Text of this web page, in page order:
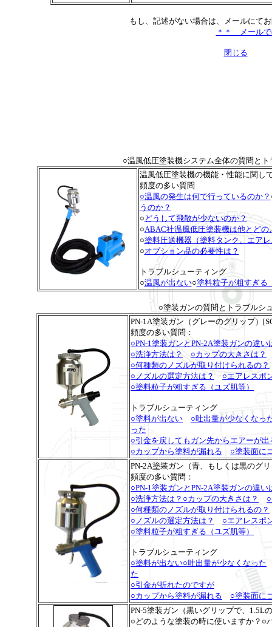
もし、記述がない場合は、メールにて
＊＊ メール
閉じる
○温風低圧塗装機システム全体の質問と
温風低圧塗装機の機能・性能に関し
頻度の多い質問
○温風の発生は何で行っているのか？
うのか？
○ どうして飛散が少ないのか？
○ABAC社温風低圧塗装機は他とどの
○塗料圧送機器（塗料タンク、エア
○オプション品の必要性は？
トラブルシューティング
○温風が出ない○塗料粒子が粗すぎる
○塗装ガンの質問とトラブルシ
PN-1A塗装ガン（グレーのグリップ）
頻度の多い質問：
○PN-1塗装ガンとPN-2A塗装ガンの違い
○洗浄方法は？
○カップの大きさは？
○何種類のノズルが取り付けられるの？
○ノズルの選定方法は？
○エアレスポ
○塗料粒子が粗すぎる（ユズ肌等）
トラブルシューティング
○塗料が出ない
○吐出量が少なくなっ
った
○引金を戻してもガン先からエアーが出
○カップから塗料が漏れる
○塗装面に
PN-2A塗装ガン（青、もしくは黒のグ
頻度の多い質問：
○PN-1塗装ガンとPN-2A塗装ガンの違い
○洗浄方法は？ ○カップの大きさは？
○何種類のノズルが取り付けられるの？
○ノズルの選定方法は？
○エアレスポ
○塗料粒子が粗すぎる（ユズ肌等）
トラブルシューティング
○塗料が出ない○吐出量が少なくなった
た
○引金が折れたのですが
○カップから塗料が漏れる
○塗装面に
PN-5塗装ガン（黒いグリップで、1.5L
○どのような塗装の時に使いますか？○